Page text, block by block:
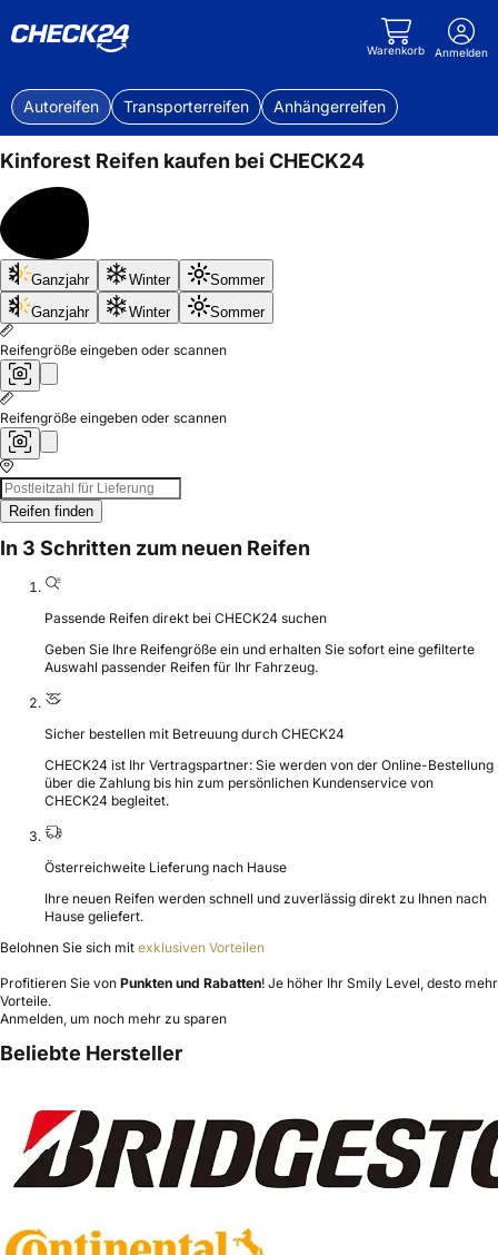
Warenkorb Anmelden
Autoreifen Transporterreifen Anhängerreifen
Kinforest Reifen kaufen bei CHECK24
Bis
50%
sparen
Ganzjahr Winter
Sommer
Ganzjahr
Winter Sommer
Reifengröße eingeben oder scannen
Reifengröße eingeben oder scannen
Reifen finden
In 3 Schritten zum neuen Reifen
Passende Reifen direkt bei CHECK24 suchen
Geben Sie Ihre Reifengröße ein und erhalten Sie sofort eine gefilterte
Auswahl passender Reifen für Ihr Fahrzeug.
Sicher bestellen mit Betreuung durch CHECK24
CHECK24 ist Ihr Vertragspartner: Sie werden von der Online-Bestellung
über die Zahlung bis hin zum persönlichen Kundenservice von
CHECK24 begleitet.
Österreichweite Lieferung nach Hause
Ihre neuen Reifen werden schnell und zuverlässig direkt zu Ihnen nach
Hause geliefert.
Belohnen Sie sich mit exklusiven Vorteilen
Profitieren Sie von Punkten und Rabatten! Je höher Ihr Smily Level, desto mehr
Vorteile.
Anmelden, um noch mehr zu sparen
Beliebte Hersteller